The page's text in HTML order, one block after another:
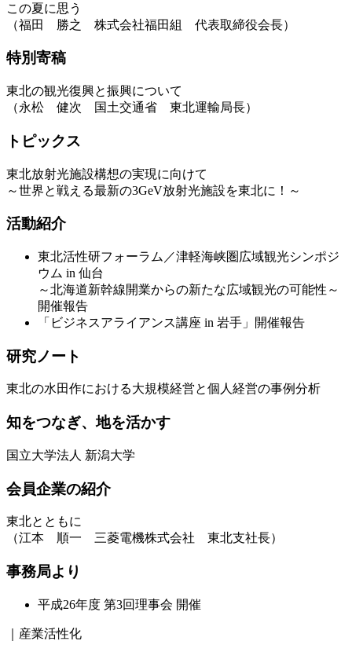
この夏に思う
（福田 勝之 株式会社福田組 代表取締役会長）
特別寄稿
東北の観光復興と振興について
（永松 健次 国土交通省 東北運輸局長）
トピックス
東北放射光施設構想の実現に向けて
～世界と戦える最新の3GeV放射光施設を東北に！～
活動紹介
東北活性研フォーラム／津軽海峡圏広域観光シンポジ
ウム in 仙台
～北海道新幹線開業からの新たな広域観光の可能性～
開催報告
「ビジネスアライアンス講座 in 岩手」開催報告
研究ノート
東北の水田作における大規模経営と個人経営の事例分析
知をつなぎ、地を活かす
国立大学法人 新潟大学
会員企業の紹介
東北とともに
（江本 順一 三菱電機株式会社 東北支社長）
事務局より
平成26年度 第3回理事会 開催
｜産業活性化